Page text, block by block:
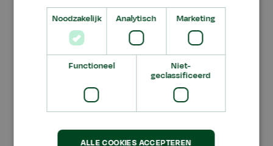
Het sleutelen aan elektrische voertuigen op
locatie is lastig en vereist aanpassingen in de
werkplaats. De meeste mechanisatiebedrijven
in Nederland zijn daar (nog) niet op berekend.
Hoornsman: “Er mag alleen gesleuteld worden
in een gescheiden werkplaats, ver van
apparatuur of machines die vonken kunnen
materialen of vloeistoffen in de buurt staan.”
Noodzakelijk Analytisch Marketing
Functioneel
Niet-
geclassificeerd
ALLE COOKIES ACCEPTEREN